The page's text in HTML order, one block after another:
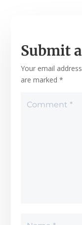
Submit
Your email
are marked*